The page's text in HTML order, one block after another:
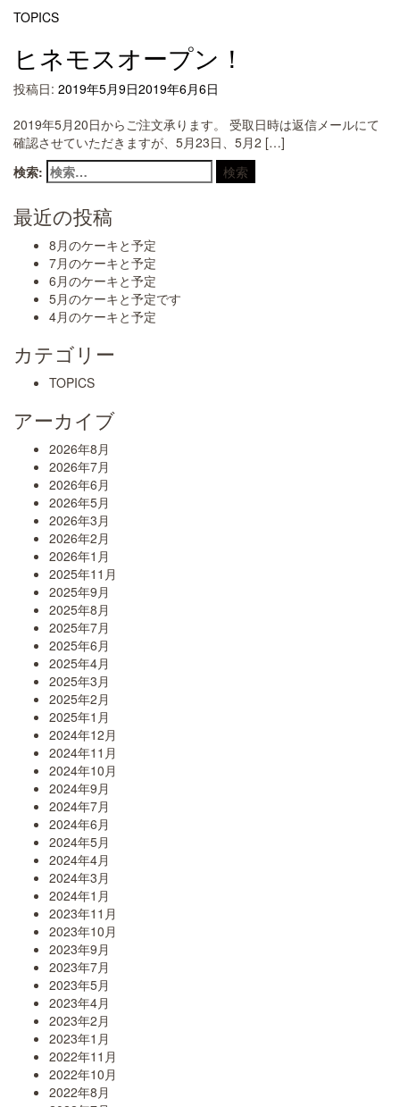
TOPICS
ヒネモスオープン！
投稿日: 2019年5月9日2019年6月6日
2019年5月20日からご注文承ります。 受取日時は返信メールにて
確認させていただきますが、5月23日、5月2 […]
検索:
最近の投稿
8月のケーキと予定
7月のケーキと予定
6月のケーキと予定
5月のケーキと予定です
4月のケーキと予定
カテゴリー
TOPICS
アーカイブ
2026年8月
2026年7月
2026年6月
2026年5月
2026年3月
2026年2月
2026年1月
2025年11月
2025年9月
2025年8月
2025年7月
2025年6月
2025年4月
2025年3月
2025年2月
2025年1月
2024年12月
2024年11月
2024年10月
2024年9月
2024年7月
2024年6月
2024年5月
2024年4月
2024年3月
2024年1月
2023年11月
2023年10月
2023年9月
2023年7月
2023年5月
2023年4月
2023年2月
2023年1月
2022年11月
2022年10月
2022年8月